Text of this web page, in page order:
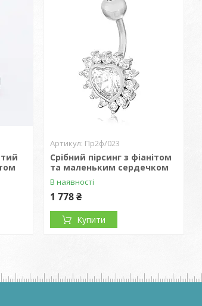
Пр2ф/023
Срібний пірсинг з фіанітом
та маленьким сердечком
В наявності
1 778 ₴
Купити